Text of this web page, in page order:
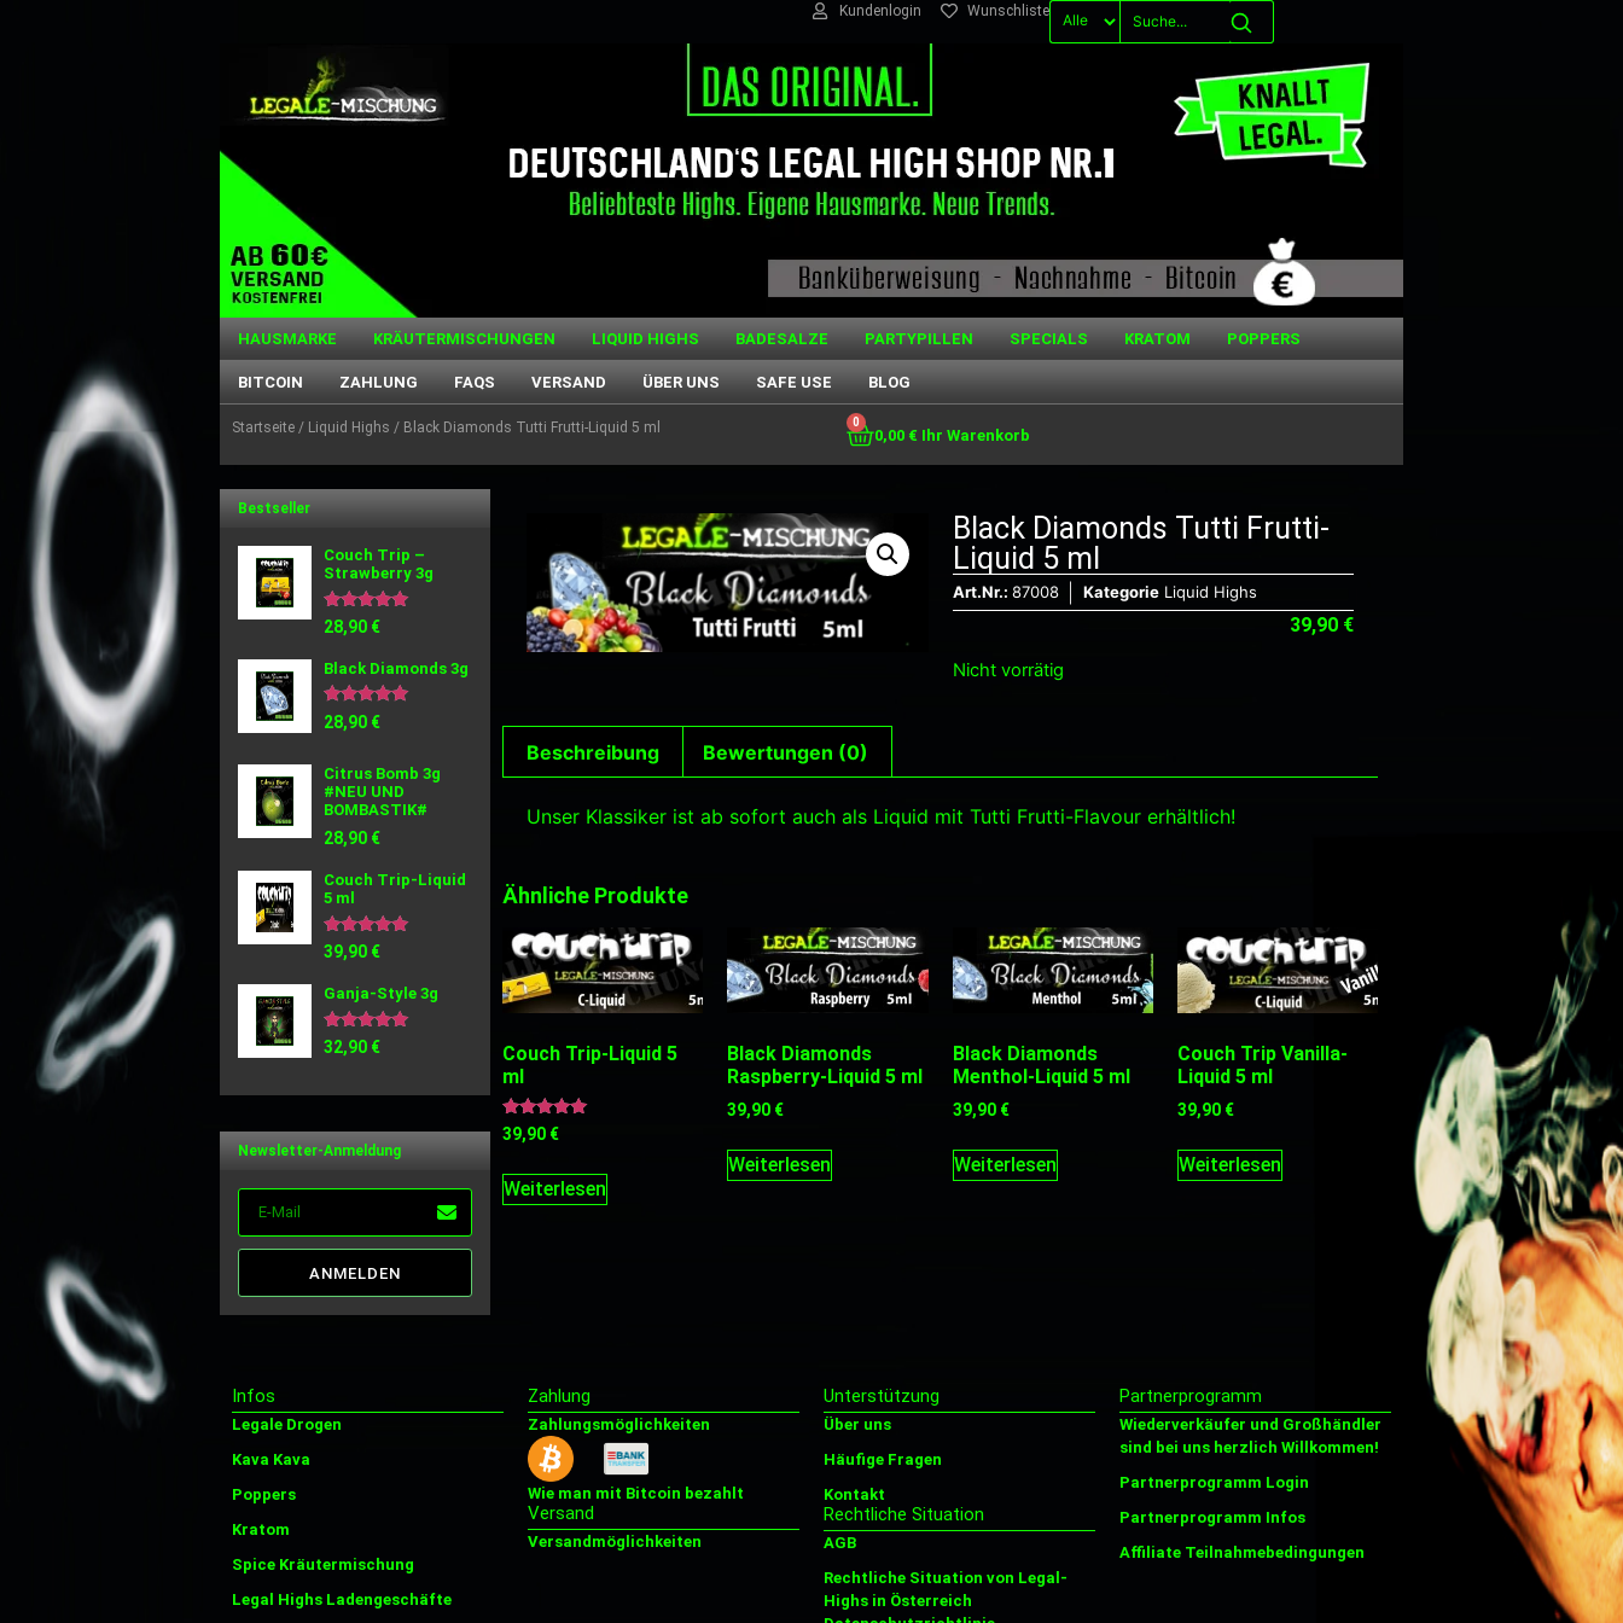
Kundenlogin Wunschliste
HAUSMARKE KRÄUTERMISCHUNGEN LIQUID HIGHS BADESALZE PARTYPILLEN SPECIALS KRATOM POPPERS
BITCOIN ZAHLUNG FAQS VERSAND ÜBER UNS SAFE USE BLOG
Startseite / Liquid Highs / Black Diamonds Tutti Frutti-Liquid 5 ml 0,00 €
0
Bestseller
Couch Trip –
Strawberry 3g
Bewertet
mit
von 5
28,90 €
Black Diamonds 3g
Bewertet
mit
von 5
28,90 €
Citrus Bomb 3g
#NEU UND
BOMBASTIK#
28,90 €
Couch Trip-Liquid
5 ml
Bewertet
mit
von 5
39,90 €
Ganja-Style 3g
Bewertet
mit
32,90 €
Newsletter-Anmeldung
ANMELDEN
Black Diamonds Tutti Frutti-
Liquid 5 ml
Art.Nr.: 87008 Kategorie Liquid Highs
39,90 €
Nicht vorrätig
Beschreibung Bewertungen (0)
Unser Klassiker ist ab sofort auch als Liquid mit Tutti Frutti-Flavour erhältlich!
Ähnliche Produkte
Couch Trip-Liquid 5
ml
Bewertet
mit
von 5
39,90 €
Weiterlesen
Black Diamonds
Raspberry-Liquid 5 ml
39,90 €
Weiterlesen
Black Diamonds
Menthol-Liquid 5 ml
39,90 €
Weiterlesen
Couch Trip Vanilla-
Liquid 5 ml
39,90 €
Weiterlesen
Infos
Legale Drogen
Kava Kava
Poppers
Kratom
Spice Kräutermischung
Legal Highs Ladengeschäfte
Zahlung
Zahlungsmöglichkeiten
Wie man mit Bitcoin bezahlt
Versand
Versandmöglichkeiten
Unterstützung
Über uns
Häufige Fragen
Kontakt
Rechtliche Situation
AGB
Rechtliche Situation von Legal-
Highs in Österreich
Partnerprogramm
Wiederverkäufer und Großhändler
sind bei uns herzlich Willkommen!
Partnerprogramm Login
Partnerprogramm Infos
Affiliate Teilnahmebedingungen